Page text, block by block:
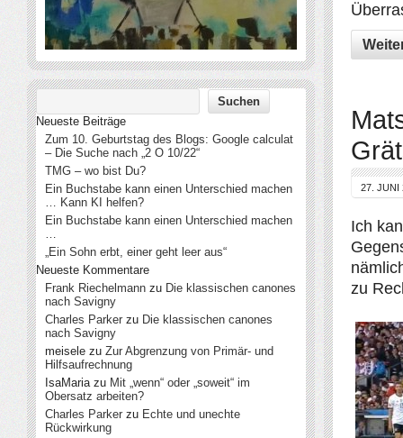
27. JUNI
Ich
zu
Neueste Beiträge
Zum 10. Geburtstag des Blogs: Google calculat
– Die Suche nach „2 O 10/22“
TMG – wo bist Du?
Ein Buchstabe kann einen Unterschied machen
… Kann KI helfen?
Ein Buchstabe kann einen Unterschied machen
…
„Ein Sohn erbt, einer geht leer aus“
Neueste Kommentare
Frank Riechelmann zu Die klassischen canones
nach Savigny
Charles Parker zu Die klassischen canones
nach Savigny
meisele zu Zur Abgrenzung von Primär- und
Hilfsaufrechnung
IsaMariazu Mit „wenn“ oder „soweit“ im
Obersatz arbeiten?
Charles Parker zu Echte und unechte
Rückwirkung